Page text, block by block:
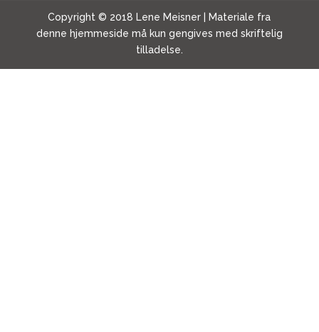
Copyright © 2018 Lene Meisner | Materiale fra
denne hjemmeside må kun gengives med skriftelig
tilladelse.